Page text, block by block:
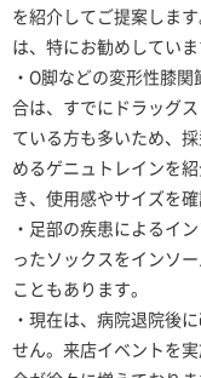
を紹介してご提案しま
は、特にお勧めしていま
・O脚などの変形性膝
合は、すでにドラッグ
ている方も多いため、
めるゲニュトレインを
き、使用感やサイズを確
・足部の疾患によるイ
ったソックスをインソ
こともあります。
・現在は、病院退院後
せん。来店イベントを